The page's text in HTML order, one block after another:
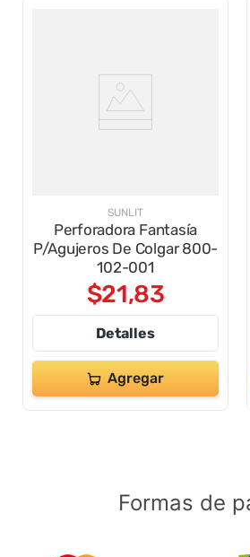
SUNLIT
Perforadora Fantasía
P/Agujeros De Colgar 800-
102-001
$21,83
Detalles
Agregar
Formas de